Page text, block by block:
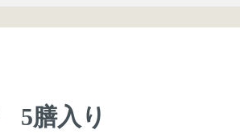
ば／乾麺
ドレッシング
スナック
・ウィスキー・カクテル
香・ウチカビ
膳入り